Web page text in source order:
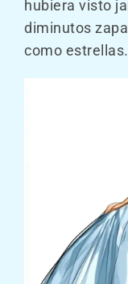
hubiera visto
diminutos
como estrellas.